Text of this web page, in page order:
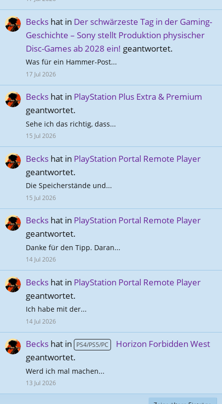
Becks hat in Der schwärzeste Tag in der Gaming-
Geschichte – Sony stellt Produktion physischer
Disc-Games ab 2028 ein! geantwortet.
Was für ein Hammer-Post...
17 Jul 2026
Becks hat in PlayStation Plus Extra & Premium
geantwortet.
Sehe ich das richtig, dass...
15 Jul 2026
Becks hat in PlayStation Portal Remote Player
geantwortet.
Die Speicherstände und...
15 Jul 2026
Becks hat in PlayStation Portal Remote Player
geantwortet.
Danke für den Tipp. Daran...
14 Jul 2026
Becks hat in PlayStation Portal Remote Player
geantwortet.
Ich habe mit der...
14 Jul 2026
Becks hat in PS4/PS5/PC
Horizon Forbidden West
geantwortet.
Werd ich mal machen...
13 Jul 2026